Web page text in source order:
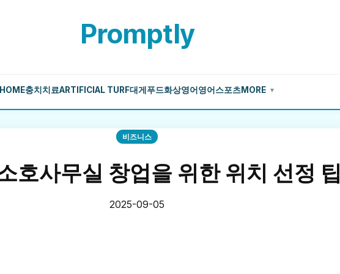
Promptly
충치치료ARTIFICIAL TURF대게 푸드화상영어 영어 스포츠MORE ▼
비즈니스
호사무실 창업을 위한 위치 선정 팁
2025-09-05